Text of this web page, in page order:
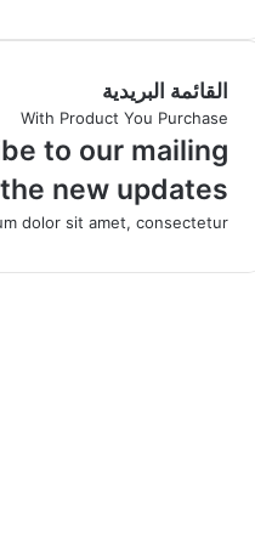
القائمة البريدية
With Product You Purchase
to our mailing
new updates!
dolor sit amet, consectetur.